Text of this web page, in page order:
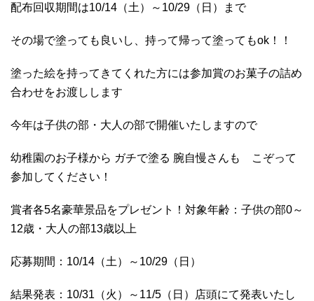
配布回収期間は10/14（土）～10/29（日）まで
その場で塗っても良いし、持って帰って塗ってもok！！
塗った絵を持ってきてくれた方には参加賞のお菓子の詰め
合わせをお渡しします
今年は子供の部・大人の部で開催いたしますので
幼稚園のお子様から ガチで塗る 腕自慢さんも こぞって
参加してください！
賞者各5名豪華景品をプレゼント！対象年齢：子供の部0～
12歳・大人の部13歳以上
応募期間：10/14（土）～10/29（日）
結果発表：10/31（火）～11/5（日）店頭にて発表いたし